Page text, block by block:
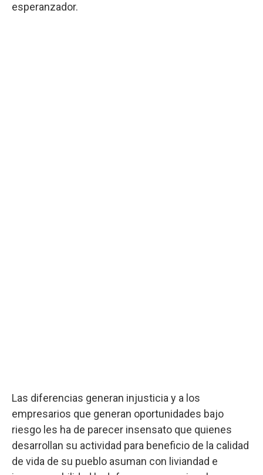
esperanzador.
Las diferencias generan injusticia y a los
empresarios que generan oportunidades bajo
riesgo les ha de parecer insensato que quienes
desarrollan su actividad para beneficio de la calidad
de vida de su pueblo asuman con liviandad e